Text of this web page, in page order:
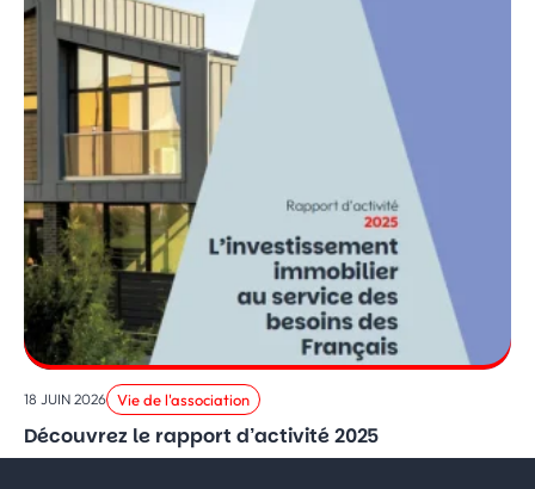
18 JUIN 2026 Vie de l'association
Découvrez le rapport d’activité 2025